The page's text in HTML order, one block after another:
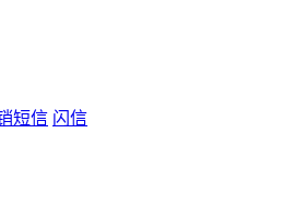
短信 闪信